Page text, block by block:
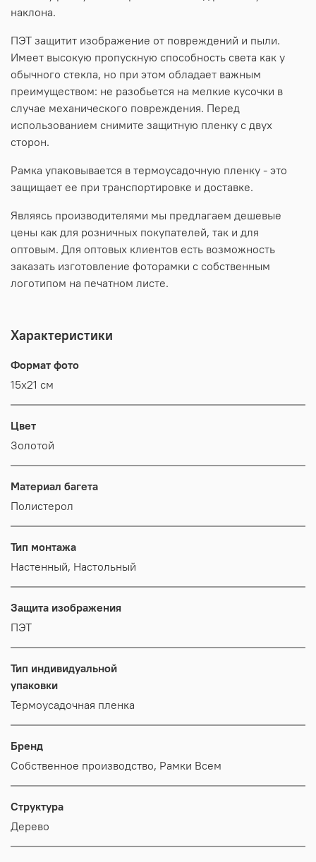
наклона.
ПЭТ защитит изображение от повреждений и пыли.
Имеет высокую пропускную способность света как у
обычного стекла, но при этом обладает важным
преимуществом: не разобьется на мелкие кусочки в
случае механического повреждения. Перед
использованием снимите защитную пленку с двух
сторон.
Рамка упаковывается в термоусадочную пленку - это
защищает ее при транспортировке и доставке.
Являясь производителями мы предлагаем дешевые
цены как для розничных покупателей, так и для
оптовым. Для оптовых клиентов есть возможность
заказать изготовление фоторамки с собственным
логотипом на печатном листе.
Характеристики
Формат фото
15х21 см
Цвет
Золотой
Материал багета
Полистерол
Тип монтажа
Настенный, Настольный
Защита изображения
ПЭТ
Тип индивидуальной
упаковки
Термоусадочная пленка
Бренд
Собственное производство, Рамки Всем
Структура
Дерево